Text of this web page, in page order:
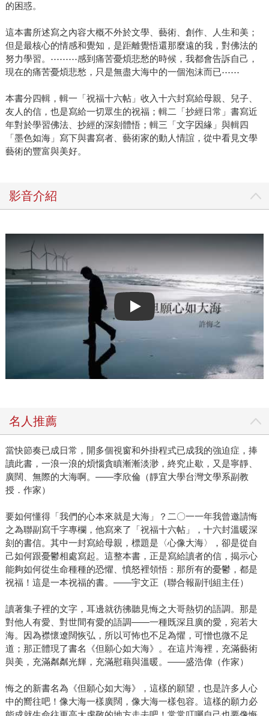
的困惑。
這本書所述寫之內容大概不外於文學、藝術、創作、人生和美；
但是最核心的情感和覺知，是距離覺悟還那麼遠的我，對佛法的
努力學習。⋯⋯⋯感到痛苦憂煩悲愁的時候，我都會告訴自己，
現在的痛苦憂煩悲愁，只是無盡大海中的一個泡沫而已⋯⋯
本書分四輯，輯一「祝福十六帖」收入十六封寫給母親、兒子、
友人的信，也是寫給一切眾生的祝福；輯二「抄經日常」書寫近
年對於學習佛法、抄經的深刻體悟；輯三「文字因緣」與輯四
「墨色如海」寫下與書寫者、藝術家的動人情誼，從中看見文學
藝術的豐富與美好。
影音介紹
Play video
名人推薦
當快節奏已成日常，開多個視窗和外掛程式已成我的強迫症，捧
讀此書，一浪一浪的煩惱貪瞋漸漸淡渺，終究止歇，又是寧靜、
廣闊、無際的大海啊。——李欣倫（靜宜大學台灣文學系副教
授．作家）
要如何懂得「我們的心本來就是大海」？二〇一一年我曾邀請悔
之為聯副寫千字專欄，他寫來了「祝福十六帖」，十六封溫暖深
刻的書信。其中一封寫給母親，標題是〈心像大海〉，卻是從自
己如何跟憂鬱相處寫起。這整本書，正是寫給讀者的信，揭示心
能夠如何從生命種種的恐懼、憤怒裡領悟：那所有的憂鬱，都是
祝福！這是一本祝福的書。——宇文正（聯合報副刊組主任）
讀著集子裡的文字，耳邊就彷彿聽見悔之大哥熱切的語調。那是
對他人有愛、對世間有愛的語調——一種既深且廣的愛，宛若大
海。因為襟懷遼闊恢弘，所以可怖也不足為懼，可憎也微不足
道；那正體現了書名《但願心如大海》。在這片海裡，充滿藝術
與美，充滿粼粼光輝，充滿慰藉與溫暖。——盛浩偉（作家）
悔之的新書名為《但願心如大海》，這樣的願望，也是許多人心
中的嚮往吧！像大海一樣廣闊，像大海一樣包容。這樣的願力必